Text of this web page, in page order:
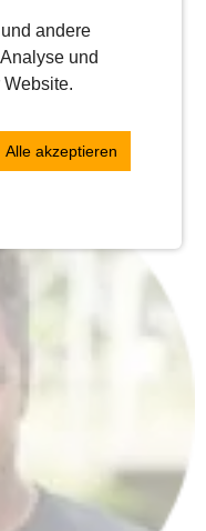
andere
und
Alle akzeptieren
mein Traummann
und wir uns hier